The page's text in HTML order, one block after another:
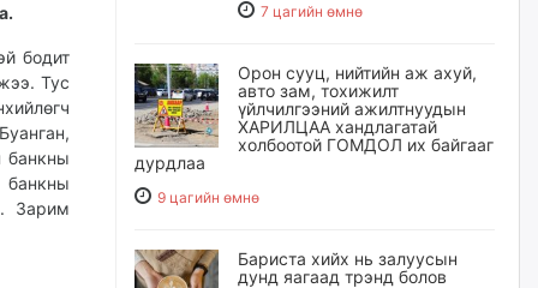
бодит
Тус
банкны
банкны
Зарим
7 цагийн өмнө
Орон сууц, нийтийн аж ахуй,
авто зам, тохижилт
үйлчилгээний ажилтнуудын
ХАРИЛЦАА хандлагатай
холбоотой ГОМДОЛ их байгааг
дурдлаа
9 цагийн өмнө
Бариста хийх нь залуусын
дунд яагаад трэнд болов